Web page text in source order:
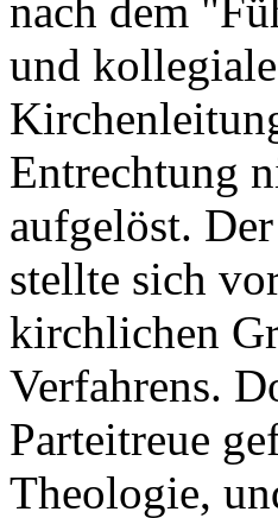
nach dem
und
Entrechtung
aufgelöst.
stellte sich
kirchlichen
Verfahrens.
Parteitreue
Theologie,